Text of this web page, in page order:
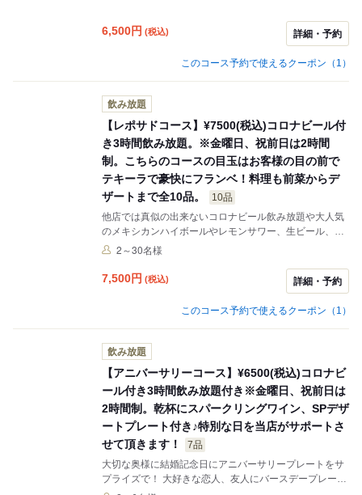
ロナビール付きの飲み放題。しかも金曜日、祝前日以外
は3時間。お食事内容は・・・見た目も華やかなコブサ
ラダ、そしてメインはローストチキンのスペシャルタコ
スプレート！色とりどりのトッピングと2日間かけて焼
幹事様も安心して頼めます！！ ※飲み放題のラストオー
ダーは30分前となります。
6,500円 (税込) 詳細・予約
このコース予約で使えるクーポン（1）
飲み放題
【レポサドコース】¥7500(税込)コロナビール付
き3時間飲み放題。※金曜日、祝前日は2時間
制。こちらのコースの目玉はお客様の目の前で
テキーラで豪快にフランベ！料理も前菜からデ
ザートまで全10品。
10品
他店では真似の出来ないコロナビール飲み放題や大人気
のメキシカンハイボールやレモンサワー、生ビール、ワ
インが3時間飲み放題。※金曜日、祝前日は2時間制。 お
れるのでしていただける事間違いなしで。このコースの
目玉はなんといってもお客様の目の前で行うテキーラを
使用して行うフランベ。インスタ映え間違いなしの演出
になっております。 また、最後のデザートはメッセージ
付きのプレートにも出来ますので送別会、誕生日会、歓
迎会、結婚記念日などお祝い事に合わせたメッセージプ
レートをお作りします。 ※飲み放題のラストオーダーは
30分前となります。
2～30名様
7,500円 (税込) 詳細・予約
このコース予約で使えるクーポン（1）
飲み放題
【アニバーサリーコース】¥6500(税込)コロナビ
ール付き3時間飲み放題付き※金曜日、祝前日は
2時間制。乾杯にスパークリングワイン、SPデザ
ートプレート付き♪特別な日を当店がサポートさ
せて頂きます！
7品
大切な奥様に結婚記念日にアニバーサリープレートをサ
プライズで！ 大好きな恋人、友人にバースデープレート